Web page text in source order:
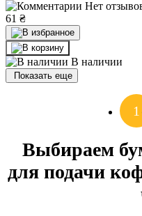
Нет
61 ₴
В наличии
Показать еще
1
Выбираем
для подачи